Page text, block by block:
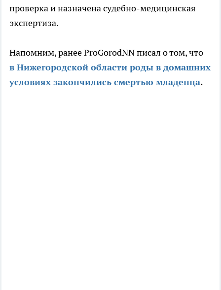
проверка и назначена судебно-медицинская
экспертиза.
Напомним, ранее ProGorodNN писал о том, что
в Нижегородской области роды в домашних
условиях закончились смертью младенца.